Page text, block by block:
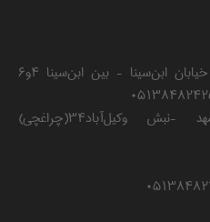
شعبۀ مرکزی: مشهد - خیابان ابن‌سینا - بین ابن‌سینا ۴و۶
شعبۀ وکیل‌آباد: مشهد -نبش وکیل‌آباد۳۴(چراغچی)